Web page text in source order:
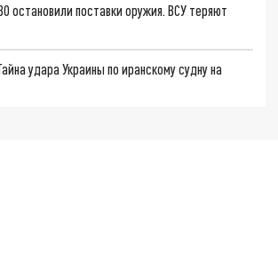
остановили поставки оружия. ВСУ теряют
удара Украины по иранскому судну на